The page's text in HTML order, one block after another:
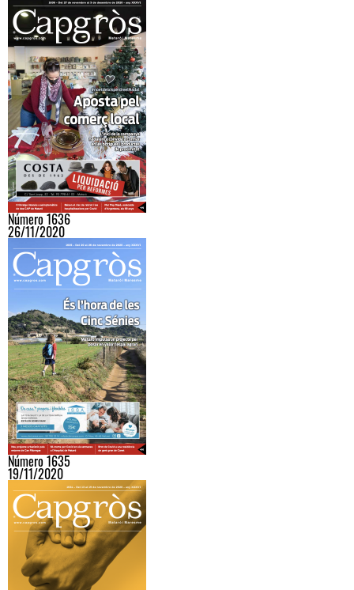
Número 1636
26/11/2020
Número 1635
19/11/2020